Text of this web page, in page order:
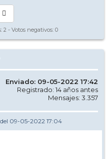
2 - Votos negativos: 0
Enviado: 09-05-2022 17:42
Registrado: 14 años antes
Mensajes: 3.357
del 09-05-2022 17:04